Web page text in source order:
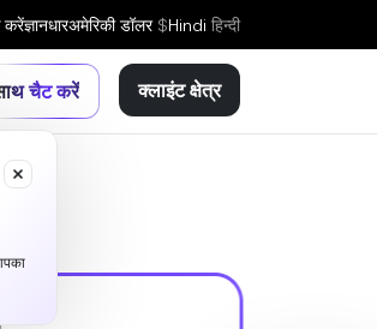
करेंज्ञानधारअमेरिकी डॉलर $Hindi हिन्दी
चैट करें क्लाइंट क्षेत्र